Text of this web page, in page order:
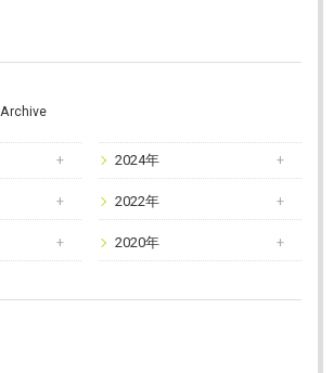
Archive
2024年
2022年
2020年